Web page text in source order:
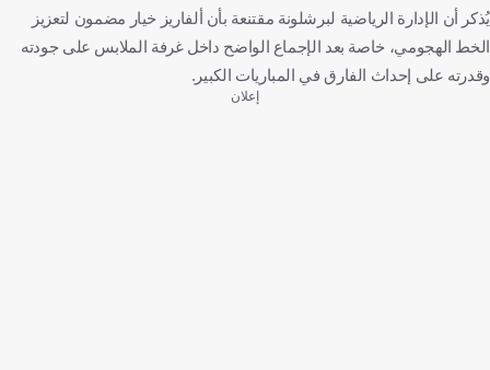
يُذكر أن الإدارة الرياضية لبرشلونة مقتنعة بأن ألفاريز خيار مضمون لتعزيز
الخط الهجومي، خاصة بعد الإجماع الواضح داخل غرفة الملابس على جودته
وقدرته على إحداث الفارق في المباريات الكبير.
إعلان